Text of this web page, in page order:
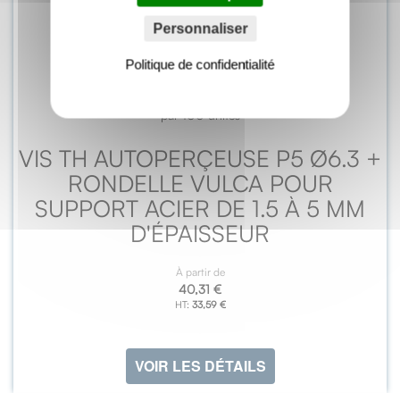
par 100 unités
VIS TH AUTOPERÇEUSE P5 Ø6.3 +
RONDELLE VULCA POUR
SUPPORT ACIER DE 1.5 À 5 MM
D'ÉPAISSEUR
À partir de
40,31 €
33,59 €
VOIR LES DÉTAILS
Personnaliser
Politique de confidentialité